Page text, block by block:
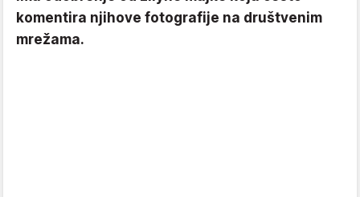
komentira njihove fotografije na društvenim
mrežama.